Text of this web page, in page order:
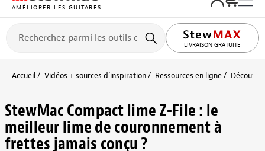
AMÉLIORER LES GUITARES
LIVRAISON GRATUITE
Accueil Vidéos + sources d’inspiration Ressources en ligne
StewMac Compact lime Z-File : le
meilleur lime de couronnement à
frettes jamais conçu ?